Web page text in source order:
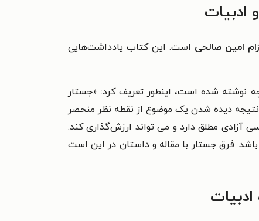
ادبیات
امین صالحی است. این کتاب یادداشت‌هایی
نوشته شده است، اینطور تعریف کرد: «جستار
دیده شدن یک موضوع از نقطه نظر منحصر
آزادی مطلق دارد و می تواند ارزش‌گذاری کند.
فرق جستار با مقاله و داستان در این است